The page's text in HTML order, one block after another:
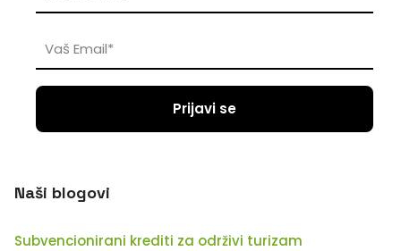
Naši blogovi
Subvencionirani krediti za održivi turizam